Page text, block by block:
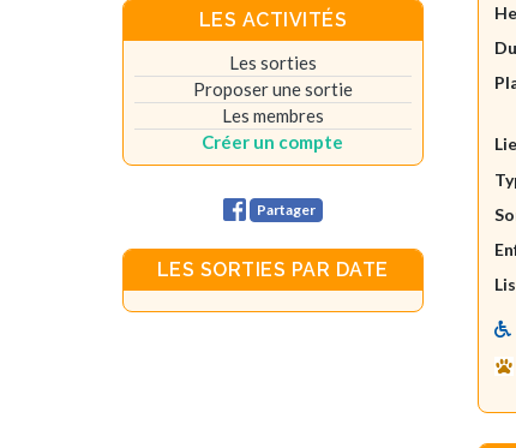
LES ACTIVITÉS
Les sorties
Proposer une sortie
Les membres
Créer un compte
Partager
LES SORTIES PAR DATE